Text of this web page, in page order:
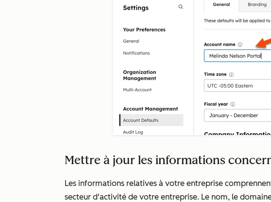
Mettre à jour les informations
Les informations relatives à votre entreprise
secteur d'activité de votre entreprise. Le nom, le